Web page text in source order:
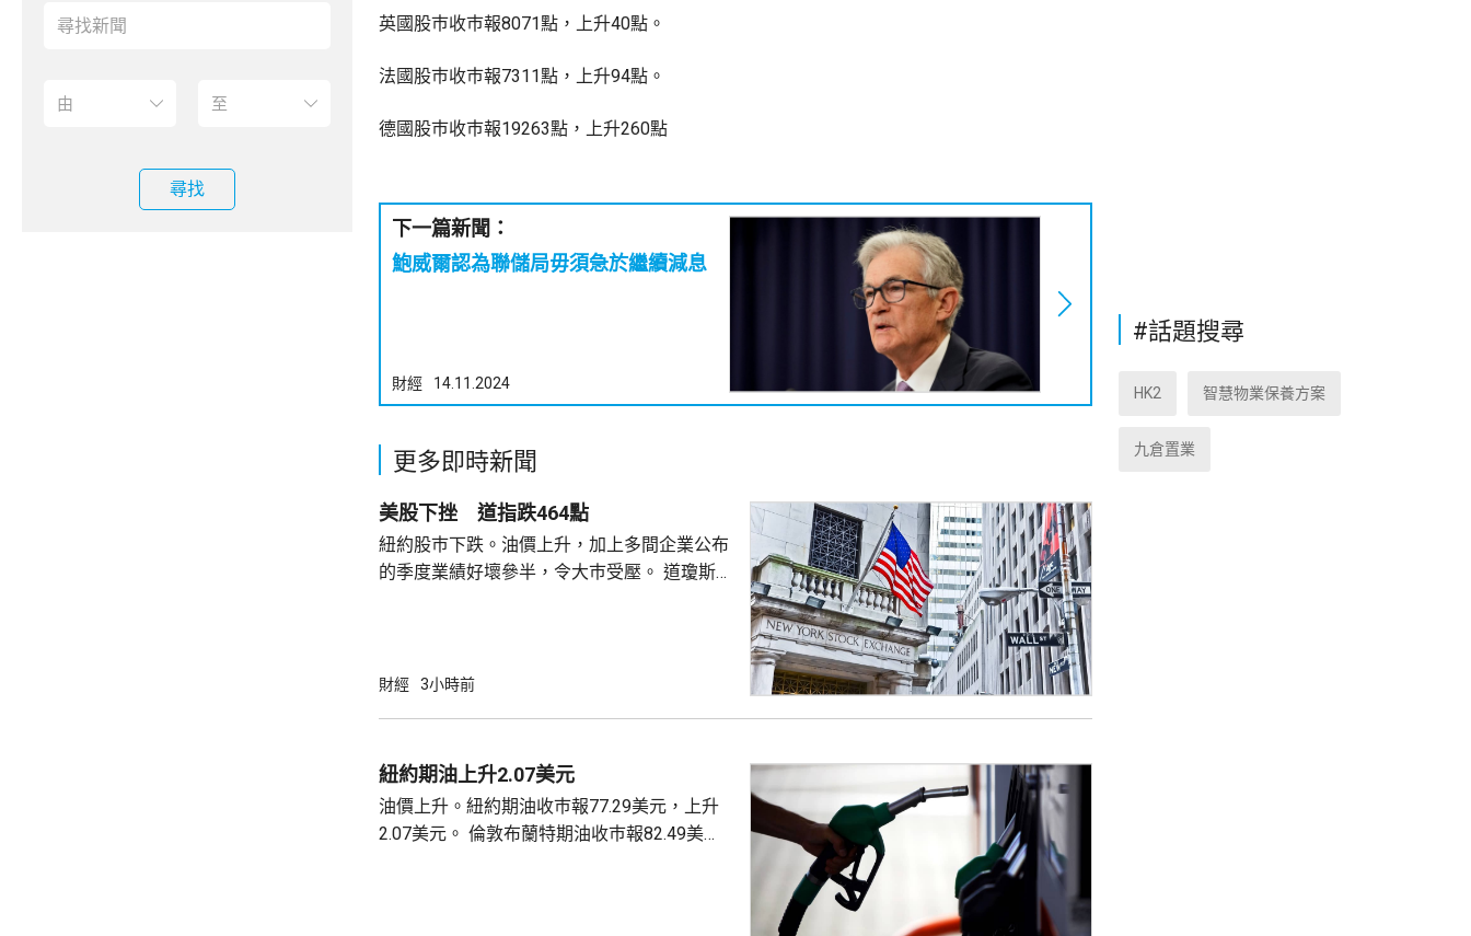
尋找
英國股巿收巿報8071點，上升40點。
法國股巿收巿報7311點，上升94點。
德國股巿收巿報19263點，上升260點
下一篇新聞：
鮑威爾認為聯儲局毋須急於繼續減息
財經 14.11.2024
更多即時新聞
美股下挫 道指跌464點
紐約股巿下跌。油價上升，加上多間企業公布
的季度業績好壞參半，令大巿受壓。 道瓊斯工
財經 3小時前
紐約期油上升2.07美元
油價上升。紐約期油收巿報77.29美元，上升
2.07美元。 倫敦布蘭特期油收巿報82.49美
#話題搜尋
HK2 智慧物業保養方案
九倉置業